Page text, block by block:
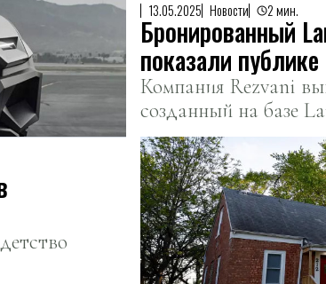
13.05.2025 Новости 2 мин.
Бронированный
показали публике
Компания Rezvani
созданный на базе